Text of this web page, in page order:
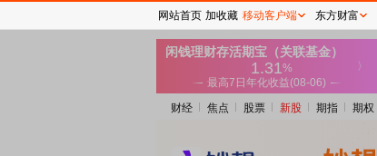
财经 焦点 股票 新股 期指 期权
网站首页 加收藏 移动客户端 东方财富